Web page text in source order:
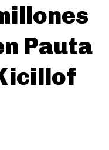
Pauta